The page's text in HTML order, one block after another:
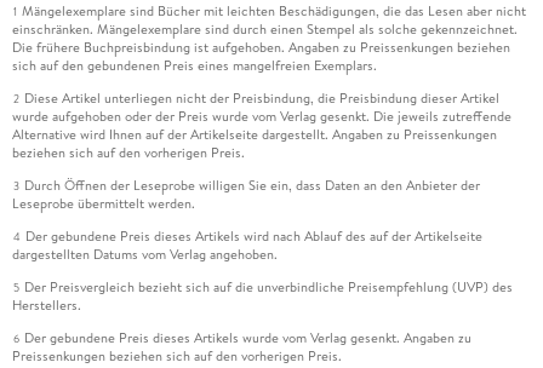
1 Mängelexemplare sind Bücher mit leichten Beschädigungen, die das Lesen aber nicht
einschränken. Mängelexemplare sind durch einen Stempel als solche gekennzeichnet.
Die frühere Buchpreisbindung ist aufgehoben. Angaben zu Preissenkungen beziehen
sich auf den gebundenen Preis eines mangelfreien Exemplars.
2 Diese Artikel unterliegen nicht der Preisbindung, die Preisbindung dieser Artikel
wurde aufgehoben oder der Preis wurde vom Verlag gesenkt. Die jeweils zutreffende
Alternative wird Ihnen auf der Artikelseite dargestellt. Angaben zu Preissenkungen
beziehen sich auf den vorherigen Preis.
3 Durch Öffnen der Leseprobe willigen Sie ein, dass Daten an den Anbieter der
Leseprobe übermittelt werden.
4 Der gebundene Preis dieses Artikels wird nach Ablauf des auf der Artikelseite
dargestellten Datums vom Verlag angehoben.
5 Der Preisvergleich bezieht sich auf die unverbindliche Preisempfehlung (UVP) des
Herstellers.
6 Der gebundene Preis dieses Artikels wurde vom Verlag gesenkt. Angaben zu
Preissenkungen beziehen sich auf den vorherigen Preis.